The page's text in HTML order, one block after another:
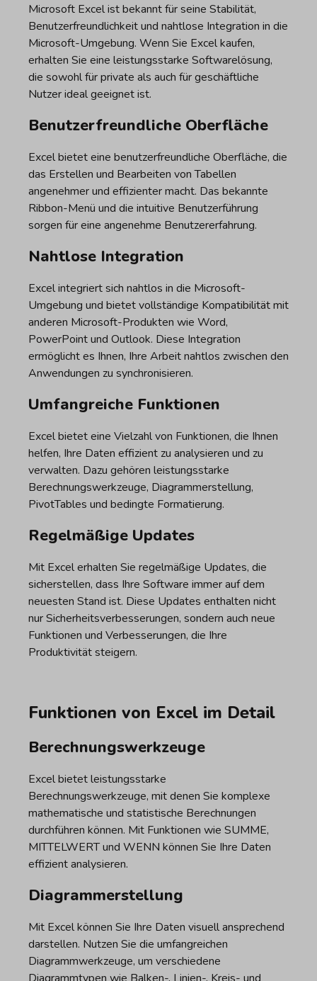
Microsoft Excel ist bekannt für seine Stabilität,
Benutzerfreundlichkeit und nahtlose Integration in die
Microsoft-Umgebung. Wenn Sie Excel kaufen,
erhalten Sie eine leistungsstarke Softwarelösung,
die sowohl für private als auch für geschäftliche
Nutzer ideal geeignet ist.
Benutzerfreundliche Oberfläche
Excel bietet eine benutzerfreundliche Oberfläche, die
das Erstellen und Bearbeiten von Tabellen
angenehmer und effizienter macht. Das bekannte
Ribbon-Menü und die intuitive Benutzerführung
sorgen für eine angenehme Benutzererfahrung.
Nahtlose Integration
Excel integriert sich nahtlos in die Microsoft-
Umgebung und bietet vollständige Kompatibilität mit
anderen Microsoft-Produkten wie Word,
PowerPoint und Outlook. Diese Integration
ermöglicht es Ihnen, Ihre Arbeit nahtlos zwischen den
Anwendungen zu synchronisieren.
Umfangreiche Funktionen
Excel bietet eine Vielzahl von Funktionen, die Ihnen
helfen, Ihre Daten effizient zu analysieren und zu
verwalten. Dazu gehören leistungsstarke
Berechnungswerkzeuge, Diagrammerstellung,
PivotTables und bedingte Formatierung.
Regelmäßige Updates
Mit Excel erhalten Sie regelmäßige Updates, die
sicherstellen, dass Ihre Software immer auf dem
neuesten Stand ist. Diese Updates enthalten nicht
nur Sicherheitsverbesserungen, sondern auch neue
Funktionen und Verbesserungen, die Ihre
Produktivität steigern.
Funktionen von Excel im Detail
Berechnungswerkzeuge
Excel bietet leistungsstarke
Berechnungswerkzeuge, mit denen Sie komplexe
mathematische und statistische Berechnungen
durchführen können. Mit Funktionen wie SUMME,
MITTELWERT und WENN können Sie Ihre Daten
effizient analysieren.
Diagrammerstellung
Mit Excel können Sie Ihre Daten visuell ansprechend
darstellen. Nutzen Sie die umfangreichen
Diagrammwerkzeuge, um verschiedene